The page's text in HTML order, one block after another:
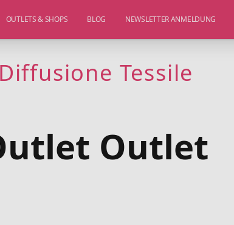
OUTLETS & SHOPS BLOG NEWSLETTER ANMELDUNG
Tessile
Outlet